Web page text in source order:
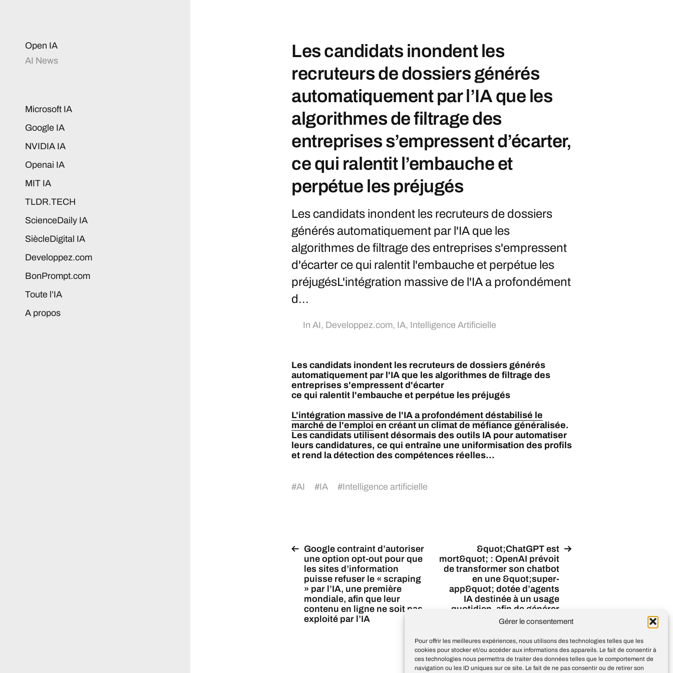
Gérer le consentement
Pour offrir les meilleures expériences, nous utilisons des technologies telles que les
cookies pour stocker et/ou accéder aux informations des appareils. Le fait de consentir à
ces technologies nous permettra de traiter des données telles que le comportement de
navigation ou les ID uniques sur ce site. Le fait de ne pas consentir ou de retirer son
Open IA
AI News
Microsoft IA
Google IA
NVIDIA IA
Openai IA
MIT IA
TLDR.TECH
ScienceDaily IA
SiècleDigital IA
Developpez.com
BonPrompt.com
Toute l’IA
A propos
Les candidats inondent les
recruteurs de dossiers générés
automatiquement par l’IA que les
algorithmes de filtrage des
entreprises s’empressent d’écarter,
ce qui ralentit l’embauche et
perpétue les préjugés
Les candidats inondent les recruteurs de dossiers
générés automatiquement par l'IA que les
algorithmes de filtrage des entreprises s'empressent
d'écarter ce qui ralentit l'embauche et perpétue les
préjugésL'intégration massive de l'IA a profondément
d...
In AI, Developpez.com, IA, Intelligence Artificielle
Les candidats inondent les recruteurs de dossiers générés
automatiquement par l'IA que les algorithmes de filtrage des
entreprises s'empressent d'écarter
ce qui ralentit l'embauche et perpétue les préjugés
L'intégration massive de l'IA a profondément déstabilisé le
marché de l'emploi en créant un climat de méfiance généralisée.
Les candidats utilisent désormais des outils IA pour automatiser
leurs candidatures, ce qui entraîne une uniformisation des profils
et rend la détection des compétences réelles...
#AI #IA #Intelligence artificielle
Google contraint d’autoriser
une option opt-out pour que
les sites d’information
puisse refuser le « scraping
» par l’IA, une première
mondiale, afin que leur
contenu en ligne ne soit pas
exploité par l’IA
&quot;ChatGPT est
mort&quot; : OpenAI prévoit
de transformer son chatbot
en une &quot;super-
app&quot; dotée d’agents
IA destinée à un usage
quotidien, afin de générer
davantage de revenus et de
financier